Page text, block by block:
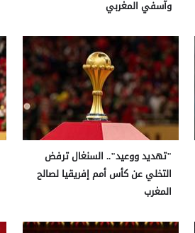
وآسفي المغربي
"تهديد ووعيد".. السنغال ترفض
التخلي عن كأس أمم إفريقيا لصالح
المغرب